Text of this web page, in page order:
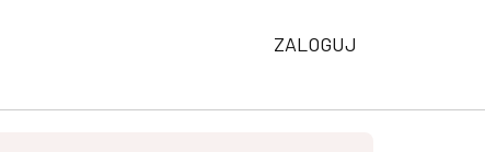
ZALOGUJ